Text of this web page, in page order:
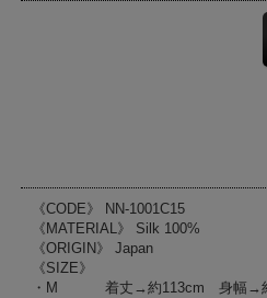
《CODE》 NN-1001C15
《MATERIAL》 Silk 100%
《ORIGIN》 Japan
《SIZE》
・M 着丈→約113cm 身幅→約